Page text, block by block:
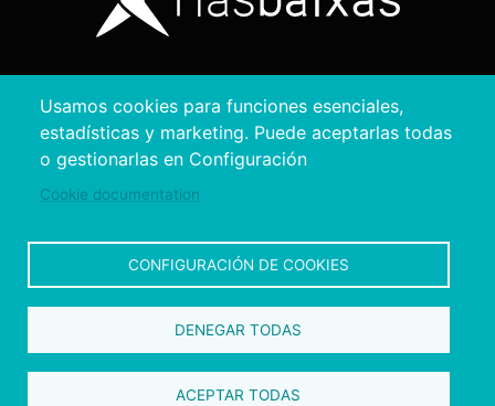
Usamos cookies para funciones esenciales,
estadísticas y marketing. Puede aceptarlas todas
o gestionarlas en Configuración
Cookie documentation
CONFIGURACIÓN DE COOKIES
DENEGAR TODAS
ACEPTAR TODAS
Reservados todos los derechos
Aviso
Legal
Accesibilidad Protección de
datos
Política de
Mapa